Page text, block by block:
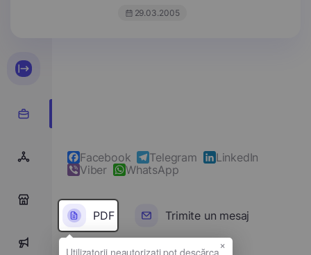
29.03.2005
Facebook Telegram
LinkedIn
Viber
WhatsApp
PDF Trimite un mesaj
×